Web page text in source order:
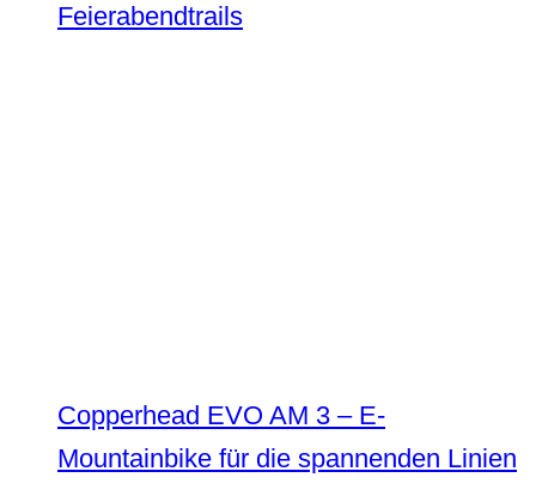
Feierabendtrails
Copperhead EVO AM 3 – E-
Mountainbike für die spannenden Linien